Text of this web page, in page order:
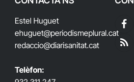
Estel Huguet
ehuguet@periodismeplural.cat
redaccio@diarisanitat.cat
Telèfon:
RSS